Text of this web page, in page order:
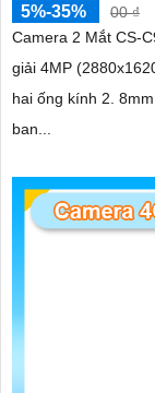
5%-35%
00 ₫
Camera 2 Mắt CS-
giải 4MP
hai ống kính 2. 8mm và 6mm. Tầm nhìn
ban...